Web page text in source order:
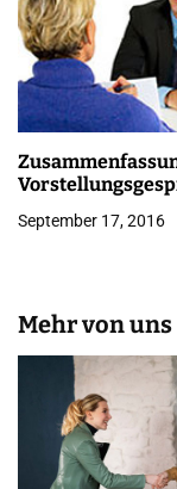
September 17, 2016
Mehr von uns